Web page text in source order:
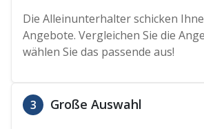
Die Alleinunterhalter schicken
Angebote. Vergleichen Sie die
wählen Sie das passende aus!
3 Große Auswahl